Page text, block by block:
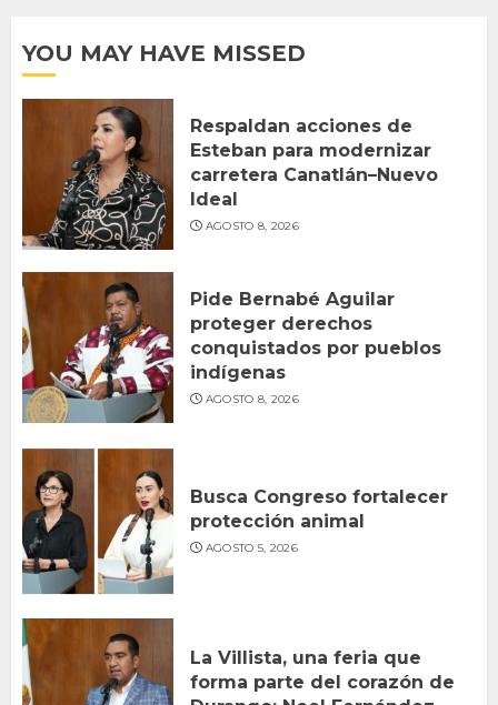
YOU MAY HAVE MISSED
Respaldan acciones de
Esteban para modernizar
carretera Canatlán–Nuevo
Ideal
AGOSTO 8, 2026
Pide Bernabé Aguilar
proteger derechos
conquistados por pueblos
indígenas
AGOSTO 8, 2026
Busca Congreso fortalecer
protección animal
AGOSTO 5, 2026
La Villista, una feria que
forma parte del corazón de